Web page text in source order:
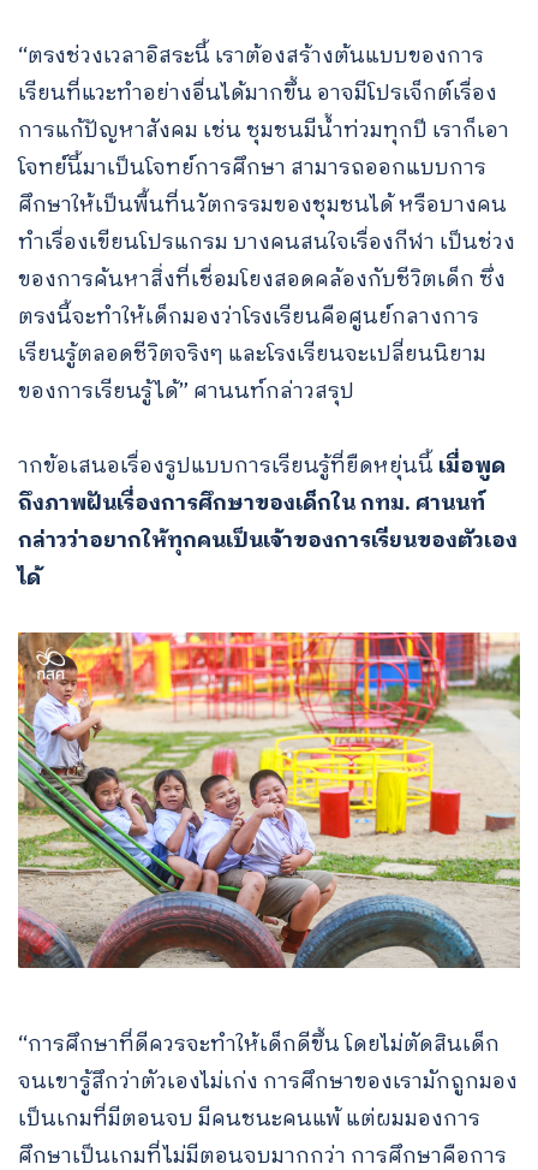
“ตรงช่วงเวลาอิสระนี้ เราต้องสร้างต้นแบบของการ
เรียนที่แวะทำอย่างอื่นได้มากขึ้น อาจมีโปรเจ็กต์เรื่อง
การแก้ปัญหาสังคม เช่น ชุมชนมีน้ำท่วมทุกปี เราก็เอา
โจทย์นี้มาเป็นโจทย์การศึกษา สามารถออกแบบการ
ศึกษาให้เป็นพื้นที่นวัตกรรมของชุมชนได้ หรือบางคน
ทำเรื่องเขียนโปรแกรม บางคนสนใจเรื่องกีฬา เป็นช่วง
ของการค้นหาสิ่งที่เชื่อมโยงสอดคล้องกับชีวิตเด็ก ซึ่ง
ตรงนี้จะทำให้เด็กมองว่าโรงเรียนคือศูนย์กลางการ
เรียนรู้ตลอดชีวิตจริงๆ และโรงเรียนจะเปลี่ยนนิยาม
ของการเรียนรู้ได้” ศานนท์กล่าวสรุป
ากข้อเสนอเรื่องรูปแบบการเรียนรู้ที่ยืดหยุ่นนี้ เมื่อพูด
ถึงภาพฝันเรื่องการศึกษาของเด็กใน กทม. ศานนท์
กล่าวว่าอยากให้ทุกคนเป็นเจ้าของการเรียนของตัวเอง
ได้
“การศึกษาที่ดีควรจะทำให้เด็กดีขึ้น โดยไม่ตัดสินเด็ก
จนเขารู้สึกว่าตัวเองไม่เก่ง การศึกษาของเรามักถูกมอง
เป็นเกมที่มีตอนจบ มีคนชนะคนแพ้ แต่ผมมองการ
ศึกษาเป็นเกมที่ไม่มีตอนจบมากกว่า การศึกษาคือการ